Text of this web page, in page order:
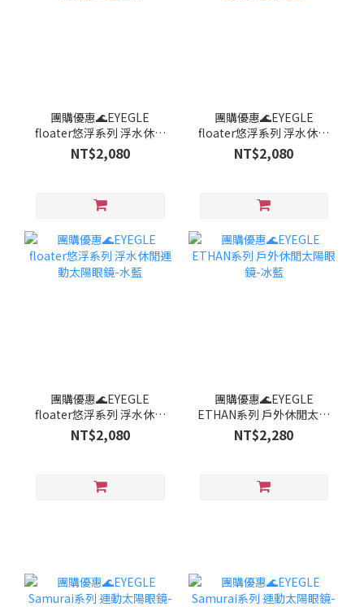
團購優惠🌊EYEGLE
floater悠浮系列 浮水休閒
運動太陽眼鏡-透黑
NT$2,080
團購優惠🌊EYEGLE
floater悠浮系列 浮水休閒
運動太陽眼鏡-鐵灰
NT$2,080
團購優惠🌊EYEGLE
floater悠浮系列 浮水休閒
運動太陽眼鏡-水藍
NT$2,080
團購優惠🌊EYEGLE
ETHAN系列 戶外休閒太陽
眼鏡-冰藍
NT$2,280